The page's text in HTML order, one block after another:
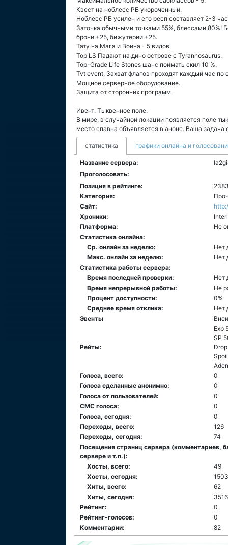
Квест на ноблесс РБ укороченный.
Ноблесс РБ усилен и его респ составляет 2-3
Заточка обычными точками 55%, блессами 80%!
брони +25, бижутерии +25.
Тату на Мага и Воина - 5 видов
Top LS Падают на дино острове с Tyrannosaurus.
Top-Grade Life Stones шанс поймать скил 10 %.
Tvt event, Захват флагов проходят каждый час по
Мощное cерверное оборудование.
Защита от сторонних программ.
Ивент: Тыквенное поле.
В мире, в случайной локации появляется поле
место спавна объявляется в анонс. Ваша
статистика графики онлайна и
Название сервера:
Проголосовать:
Позиция в рейтинге:
Категория:
Сайт:
Хроники:
Платформа:
Не
Статистика онлайна:
Ср. онлайн за неделю:
Нет
Макс. онлайн за неделю:
Нет
Статистика работы сервера:
Время последней проверки:
Нет
Время непрерывной работы:
Не
Процент доступности:
0%
Среднее время отклика:
Нет
Эвенты
Рейты:
Exp
SP
Голоса, всего:
0
Голоса сделанные анонимно:
0
Голоса от пользователей:
0
СМС голоса:
0
Голоса, сегодня:
0
Переходы, всего:
126
Переходы, сегодня:
74
Посещения страниц сервера (комментариев,
сервере и т.п.):
Хосты, всего:
49
Хосты, сегодня:
Хиты, всего:
62
Хиты, сегодня:
Рейтинг:
0
Рейтинг-голосов:
0
Комментарии:
82